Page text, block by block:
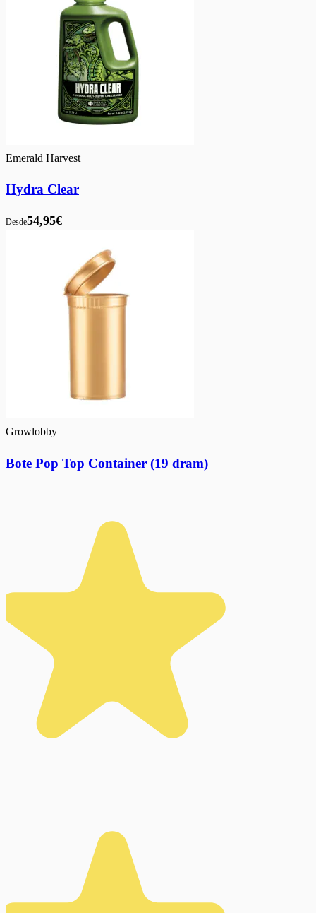
Emerald Harvest
Hydra Clear
Desde54,95€
Growlobby
Bote Pop Top Container (19 dram)